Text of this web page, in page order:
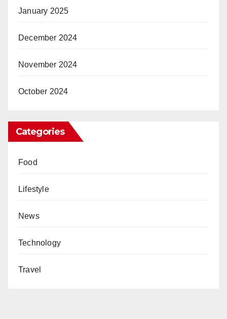
January 2025
December 2024
November 2024
October 2024
Categories
Food
Lifestyle
News
Technology
Travel